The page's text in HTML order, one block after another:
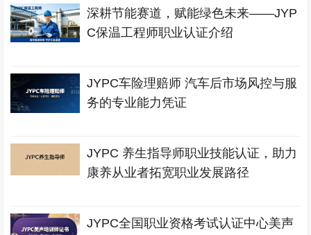
深耕节能赛道，赋能绿色未来——JYP
C保温工程师职业认证介绍
JYPC车险理赔师 汽车后市场风控与服
务的专业能力凭证
JYPC 养生指导师职业技能认证，助力
康养从业者拓宽职业发展路径
JYPC全国职业资格考试认证中心美声